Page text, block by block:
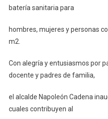
batería sanitaria para
hombres, mujeres y personas
m2.
Con alegría y entusiasmos por
docente y padres de familia,
el alcalde Napoleón Cadena
cuales contribuyen al